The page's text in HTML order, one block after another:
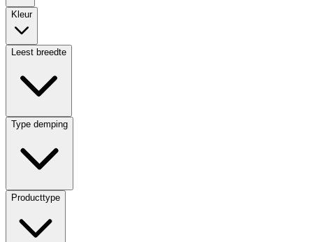
Kleur
Leest breedte
Type demping
Producttype